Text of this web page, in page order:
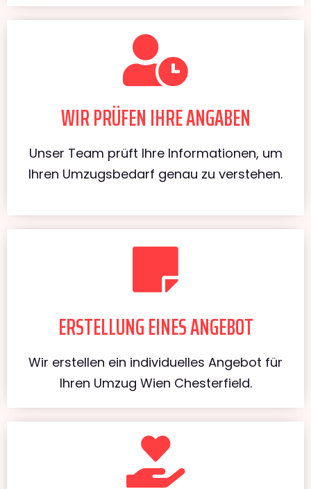
WIR PRÜFEN IHRE ANGABEN
Unser Team prüft Ihre Informationen, um
Ihren Umzugsbedarf genau zu verstehen.
ERSTELLUNG EINES ANGEBOT
Wir erstellen ein individuelles Angebot für
Ihren Umzug Wien Chesterfield.